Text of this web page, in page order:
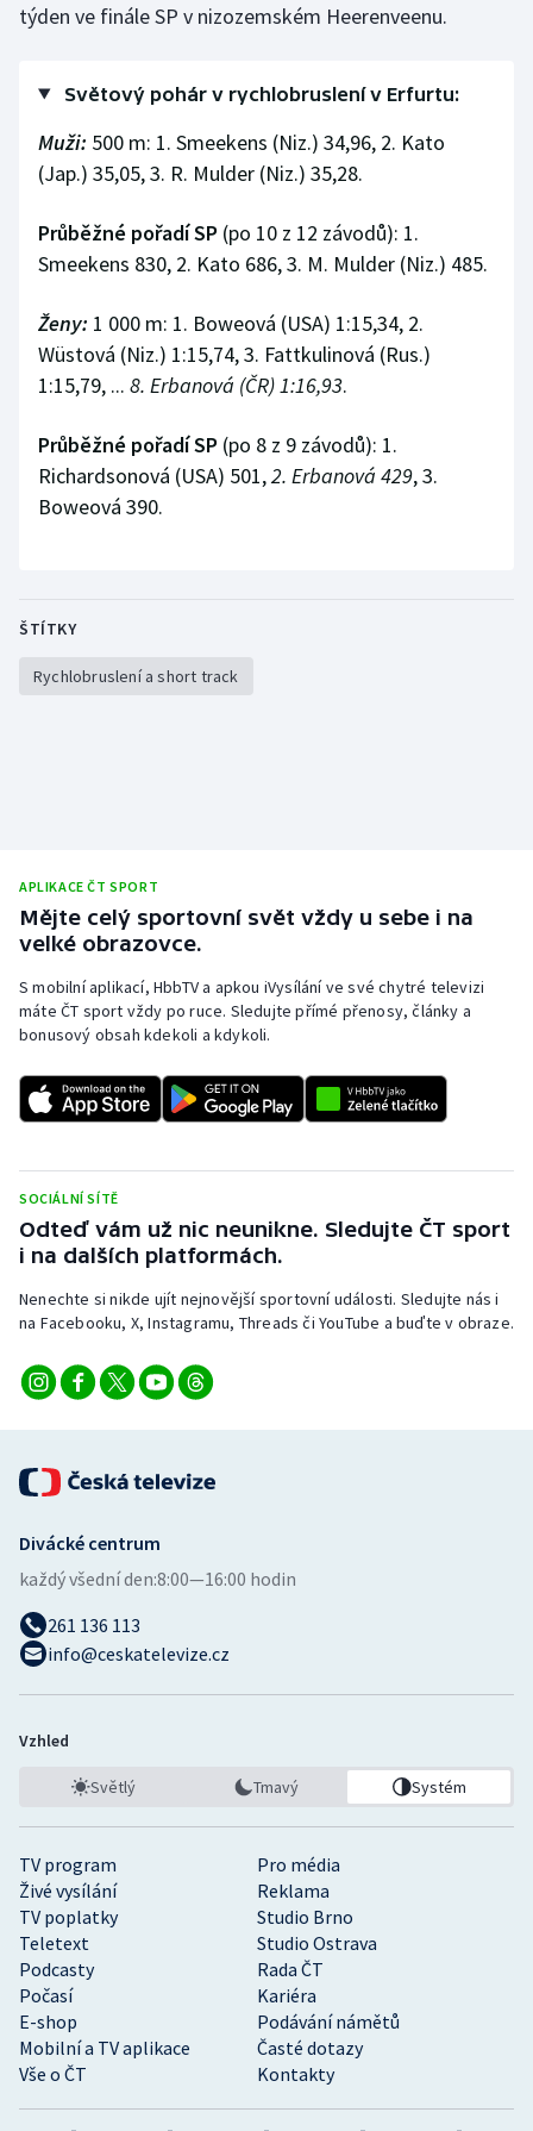
Parasport
Plavání
Ragby
Rychlobruslení
Rychlostní kanoistika
Short track
Sportovní střelba
týden ve finále SP v nizozemském Heerenveenu.
Světový pohár v rychlobruslení v Erfurtu:
Muži: 500 m: 1. Smeekens (Niz.) 34,96, 2. Kato
(Jap.) 35,05, 3. R. Mulder (Niz.) 35,28.
Průběžné pořadí SP (po 10 z 12 závodů): 1.
Smeekens 830, 2. Kato 686, 3. M. Mulder (Niz.) 485.
Ženy: 1 000 m: 1. Boweová (USA) 1:15,34, 2.
Wüstová (Niz.) 1:15,74, 3. Fattkulinová (Rus.)
1:15,79, ... 8. Erbanová (ČR) 1:16,93.
Průběžné pořadí SP (po 8 z 9 závodů): 1.
Richardsonová (USA) 501,2. Erbanová 429, 3.
Boweová 390.
ŠTÍTKY
Rychlobruslení a short track
APLIKACE ČT SPORT
Mějte celý sportovní svět vždy u sebe i na
velké obrazovce.
S mobilní aplikací, HbbTV a apkou iVysílání ve své chytré televizi
máte ČT sport vždy po ruce. Sledujte přímé přenosy, články a
bonusový obsah kdekoli a kdykoli.
SOCIÁLNÍ SÍTĚ
Odteď vám už nic neunikne. Sledujte ČT sport
i na dalších platformách.
Nenechte si nikde ujít nejnovější sportovní události. Sledujte nás i
na Facebooku, X, Instagramu, Threads či YouTube a buďte v obraze.
TV program
Pro média
Živé vysílání
Reklama
TV poplatky
Studio Brno
Teletext
Studio Ostrava
Podcasty
Rada ČT
Počasí
Kariéra
E-shop
Podávání námětů
Mobilní a TV aplikace
Časté dotazy
Vše o ČT
Kontakty
Divácké centrum
každý všední den:8:00—16:00 hodin
261 136 113
info@ceskatelevize.cz
Vzhled
Světlý Tmavý Systém